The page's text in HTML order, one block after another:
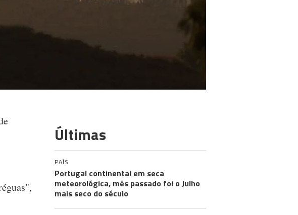
Últimas
PAÍS
Portugal continental em seca
meteorológica, mês passado foi o Julho
mais seco do século